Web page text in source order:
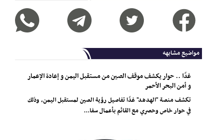
مواضيع مشابهه
غدًا .. حوار يكشف موقف الصين من مستقبل اليمن و إعادة الإعمار
و أمن البحر الأحمر
تكشف منصة "الهدهد" غدًا تفاصيل رؤية الصين لمستقبل اليمن، وذلك
في حوار خاص وحصري مع القائم بأعمال سفا...